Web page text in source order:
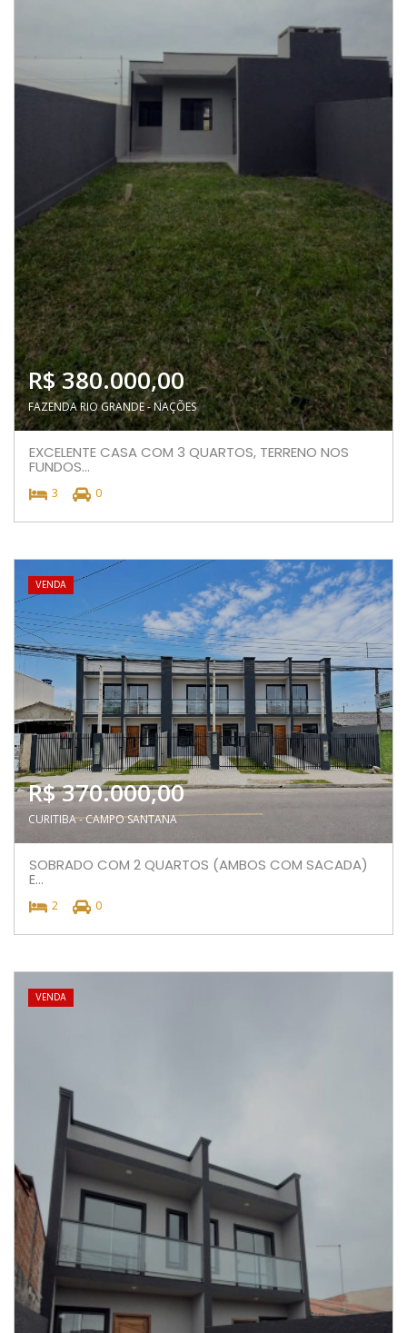
R$ 380.000,00
FAZENDA RIO GRANDE - NAÇÕES
EXCELENTE CASA COM 3 QUARTOS, TERRENO NOS
FUNDOS...
3 0
VENDA
R$ 370.000,00
CURITIBA - CAMPO SANTANA
SOBRADO COM 2 QUARTOS (AMBOS COM SACADA)
E...
2 0
VENDA